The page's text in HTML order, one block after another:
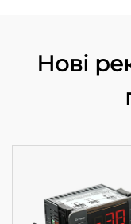
Нові